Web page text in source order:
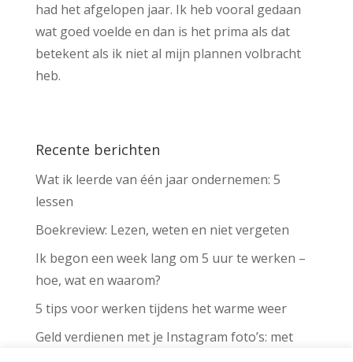
had het afgelopen jaar. Ik heb vooral gedaan
wat goed voelde en dan is het prima als dat
betekent als ik niet al mijn plannen volbracht
heb.
Recente berichten
Wat ik leerde van één jaar ondernemen: 5
lessen
Boekreview: Lezen, weten en niet vergeten
Ik begon een week lang om 5 uur te werken –
hoe, wat en waarom?
5 tips voor werken tijdens het warme weer
Geld verdienen met je Instagram foto’s: met